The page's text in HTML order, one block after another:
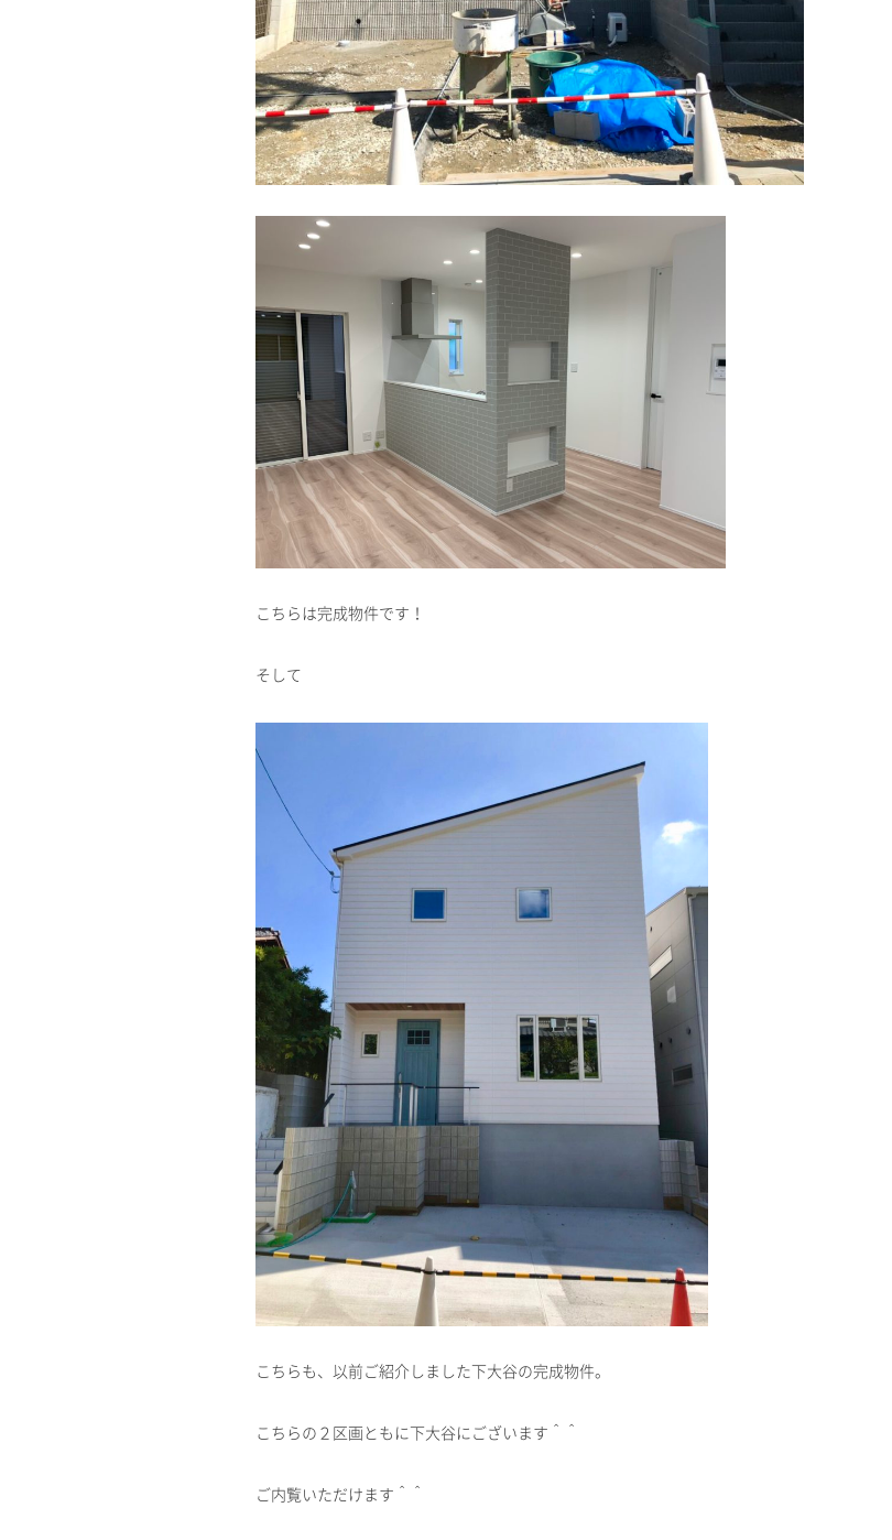
こちらは完成物件です！
そして
こちらも、以前ご紹介しました下大谷の完成物件。
こちらの２区画ともに下大谷にございます＾＾
ご内覧いただけます＾＾